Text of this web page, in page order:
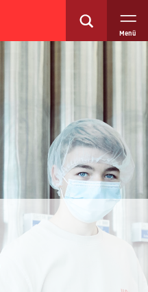
Menü